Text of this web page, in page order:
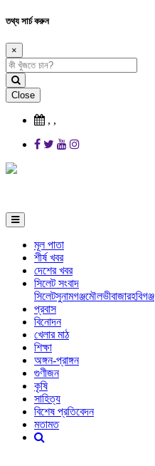
তথ্য সার্চ করুন
×
Close
, ,
মূল পাতা
শীর্ষ খবর
দেশের খবর
সিলেট সংবাদ
সিলেটসুনামগঞ্জমৌলভীবাজারহবিগঞ্জ
প্রবাস
বিনোদন
খেলার মাঠ
শিক্ষা
অঙ্গন-প্রাঙ্গন
গুণীজন
কৃষি
সাহিত্য
বিশেষ প্রতিবেদন
মতামত